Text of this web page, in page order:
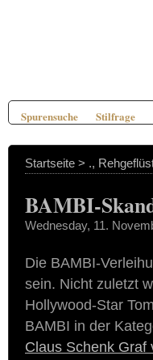
Spurensuche Stilfrage
Startseite > .,
BAMBI-
Wednesday, 11.
Die BAMBI-
sein. Nicht zuletzt
Hollywood-Star
BAMBI in der
Claus Schenk Graf